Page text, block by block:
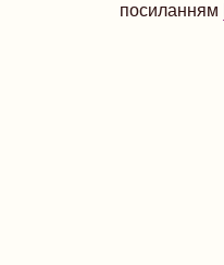
посиланням